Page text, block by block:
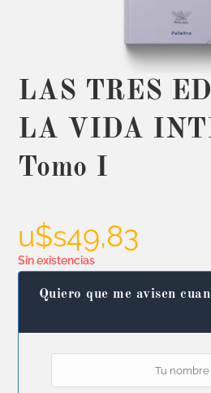
LAS TRES
LA VIDA
Tomo I
u$s49,83
Sin existencias
Quiero que me avisen